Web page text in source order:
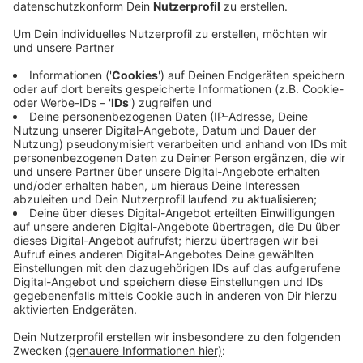
Das Verwaltungsgericht Aachen hat jetzt die Klage
eines 27-jährigen Syrers abgelehnt. Ihm wird der
Flüchtlingsstatus entzogen.
Das Bundesamt für Migration und Flüchtlinge hatte
ihm den Status aberkannt, dagegen hat der Mann
geklagt. Grund für die Entscheidung ist die veränderte
Lage in Syrien nach dem Sturz des Assad-Regimes.
Nach Ansicht der Richter droht ihm dort keine
politische Verfolgung mehr. Der 27-jährige kann in
Berufung gehen.
Parallel dazu läuft gegen den Syrer aktuell ein
Verfahren am Aachener Landgericht. Ihm wird
vorgeworfen, gemeinsam mit anderen Männern im
vergangenen Oktober eine 17-Jährige in Heinsberg
vergewaltigt zu haben.
Anzeige